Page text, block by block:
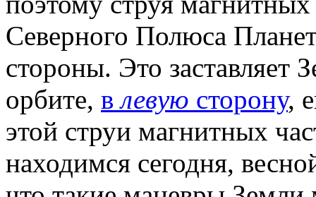
Северного Полюса
стороны. Это заставляет
орбите, влевую сторону,
этой струи магнитных
находимся сегодня,